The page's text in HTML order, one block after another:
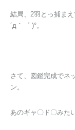
結局、2羽とっ捕ま
´д｀゜ )°。
さて、図鑑完成でネ
ン。
あのギャ〇ド〇みた